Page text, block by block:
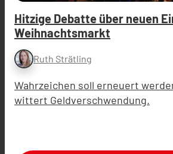
Hitzige Debatte über neuen
Weihnachtsmarkt
Ruth Strätling
Wahrzeichen soll erneuert
wittert Geldverschwendung.